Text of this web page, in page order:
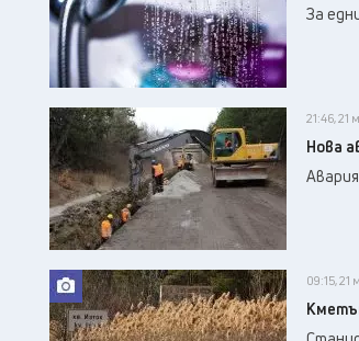
За
21:46, 21
Нова
09:15,